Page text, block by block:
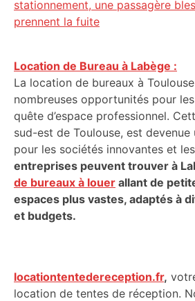
stationnement, une passagère
prennent la fuite
Location de Bureau à Labège :
La location de bureaux à
nombreuses opportunités pour
quête d’espace professionnel.
sud-est de Toulouse, est devenue
pour les sociétés innovantes et
entreprises peuvent trouver à
de bureaux à louer allant de
espaces plus vastes, adaptés à
et budgets.
locationtentedereception.fr,
location de tentes de réception.